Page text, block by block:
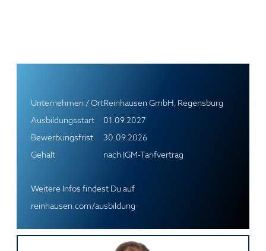
Unternehmen / OrtReinhausen GmbH, Regensburg
Ausbildungsstart
01.09.2027
Bewerbungsfrist
30.09.2026
Gehalt
nach IGM-Tarifvertrag
Weitere Infos findest Du auf
reinhausen.com/ausbildung